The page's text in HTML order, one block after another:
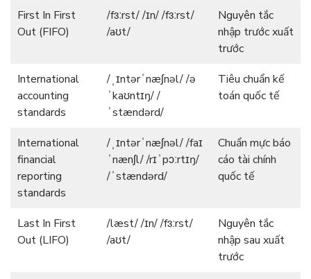
First In First
Out (FIFO)
/fɜːrst/ /ɪn/ /fɜːrst/
/aʊt/
Nguyên tắc
nhập trước xuất
trước
International
accounting
standards
/ˌɪntərˈnæʃnəl/ /ə
ˈkaʊntɪŋ/ /
ˈstændərd/
Tiêu chuẩn kế
toán quốc tế
International
financial
reporting
standards
/ˌɪntərˈnæʃnəl/ /faɪ
ˈnænʃl/ /rɪˈpɔːrtɪŋ/
/ˈstændərd/
Chuẩn mực báo
cáo tài chính
quốc tế
Last In First
Out (LIFO)
/læst/ /ɪn/ /fɜːrst/
/aʊt/
Nguyên tắc
nhập sau xuất
trước